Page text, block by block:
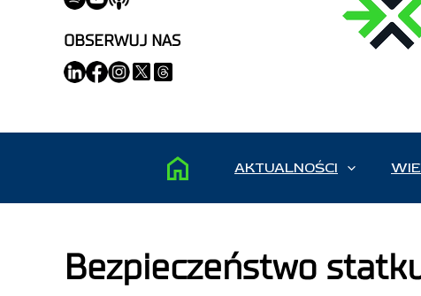
OBSERWUJ NAS
AKTUALNOŚCI
Bezpieczeństwo